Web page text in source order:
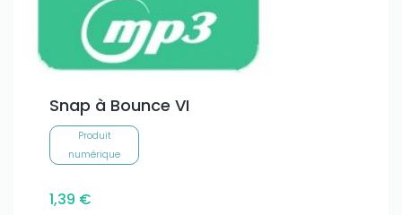
Snap à Bounce VI
Produit
numérique
1,39 €